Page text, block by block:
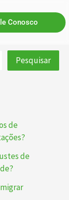
Conosco
Pesquisar
de
de